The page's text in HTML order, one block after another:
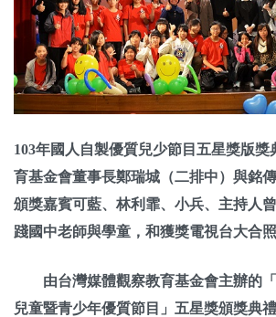
捐款支持
103年國人自製優質兒少節目五星獎版獎
育基金會董事長鄭瑞城（二排中）與銘
頒獎嘉賓可藍、林利霏、小兵、主持人
踐國中老師與學童，和獲獎電視台大合
由台灣媒體觀察教育基金會主辦的「
兒童暨青少年優質節目」五星獎頒獎典